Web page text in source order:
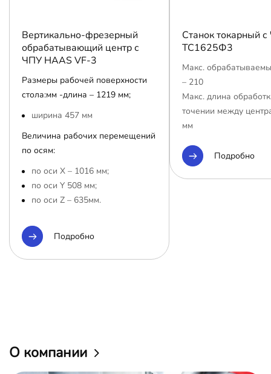
Вертикально-фрезерный
обрабатывающий центр с
ЧПУ HAAS VF-3
Размеры рабочей поверхности
стола:мм -длина – 1219 мм;
ширина 457 мм
Величина рабочих перемещений
по осям:
по оси Х – 1016 мм;
по оси Y 508 мм;
по оси Z – 635мм.
Подробно
Станок токарный
ТС1625Ф3
Макс.
– 210
Макс. длина
точении между
мм
Подробно
О компании